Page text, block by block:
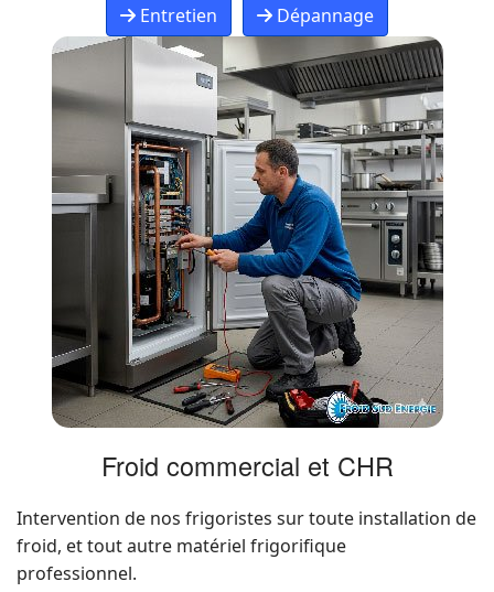
Entretien Dépannage
Froid commercial et CHR
Intervention de nos frigoristes sur toute installation de
froid, et tout autre matériel frigorifique
professionnel.